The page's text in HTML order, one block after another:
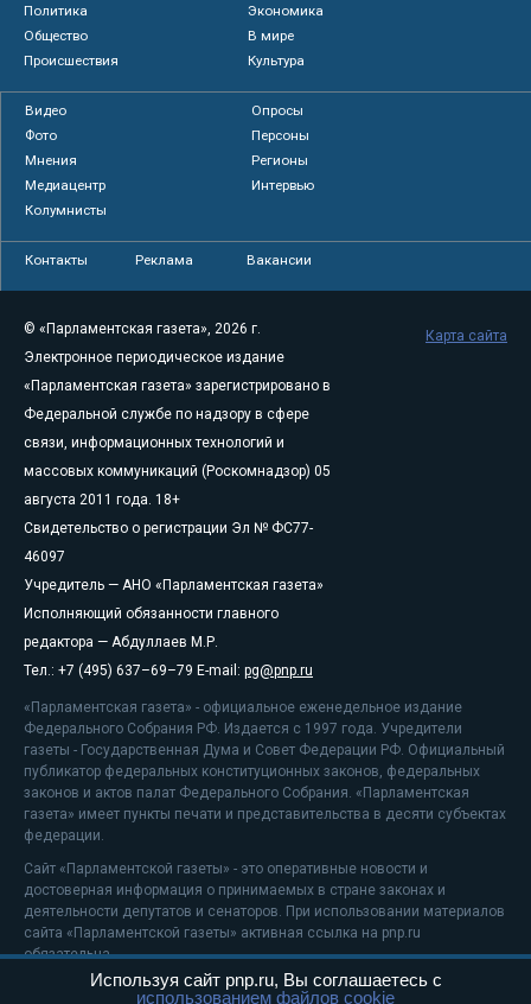
Политика
Экономика
Общество
В мире
Происшествия
Культура
Видео
Опросы
Фото
Персоны
Мнения
Регионы
Медиацентр
Интервью
Колумнисты
Контакты Реклама Вакансии
© «Парламентская газета», 2026 г.
Электронное периодическое издание
«Парламентская газета» зарегистрировано в
Федеральной службе по надзору в сфере
связи, информационных технологий и
массовых коммуникаций (Роскомнадзор) 05
августа 2011 года. 18+
Свидетельство о регистрации Эл № ФС77-
46097
Учредитель — АНО «Парламентская газета»
Исполняющий обязанности главного
редактора — Абдуллаев М.Р.
Тел.: +7 (495) 637–69–79 E-mail: pg@pnp.ru
«Парламентская газета» - официальное еженедельное издание
Федерального Собрания РФ. Издается с 1997 года. Учредители
газеты - Государственная Дума и Совет Федерации РФ. Официальный
публикатор федеральных конституционных законов, федеральных
законов и актов палат Федерального Собрания. «Парламентская
газета» имеет пункты печати и представительства в десяти субъектах
федерации.
Сайт «Парламентской газеты» - это оперативные новости и
достоверная информация о принимаемых в стране законах и
деятельности депутатов и сенаторов. При использовании материалов
сайта «Парламентской газеты» активная ссылка на pnp.ru
обязательна.
На информационном ресурсе применяютсярекомендательные
Карта сайта
Используя сайт pnp.ru, Вы соглашаетесь с
использованием файлов cookie